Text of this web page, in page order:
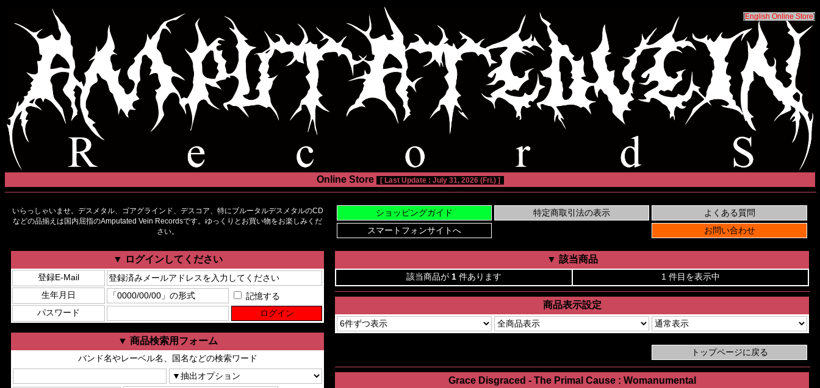
[English Online Store]
Online Store [ Last Update : July 31, 2026 (Fri.) ]
いらっしゃいませ。デスメタル、ゴアグラインド、デスコア、特にブルータルデスメタルのCD
などの品揃えは国内屈指のAmputated Vein Recordsです。ゆっくりとお買い物をお楽しみくだ
さい。
▼ ログインしてください
登録E-Mail
生年月日
記憶する
パスワード
▼ 商品検索用フォーム
バンド名やレーベル名、国名などの検索ワード
▼ 該当商品
該当商品が 1 件あります 1 件目を表示中
商品表示設定
Grace Disgraced - The Primal Cause : Womanumental